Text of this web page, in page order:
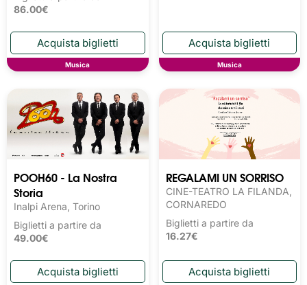
86.00€
Musica Musica
POOH60 - La Nostra
Storia
Inalpi Arena, Torino
Biglietti a partire da
49.00€
REGALAMI UN SORRISO
CINE-TEATRO LA FILANDA,
CORNAREDO
Biglietti a partire da
16.27€